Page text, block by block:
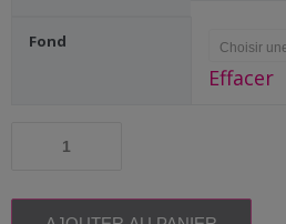
Fond
Effacer
souvenir